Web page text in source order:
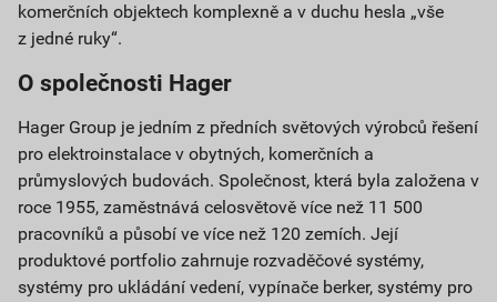
komerčních objektech komplexně a v duchu hesla „vše
z jedné ruky“.
O společnosti Hager
Hager Group je jedním z předních světových výrobců řešení
pro elektroinstalace v obytných, komerčních a
průmyslových budovách. Společnost, která byla založena v
roce 1955, zaměstnává celosvětově více než 11 500
pracovníků a působí ve více než 120 zemích. Její
produktové portfolio zahrnuje rozvaděčové systémy,
systémy pro ukládání vedení, vypínače berker, systémy pro